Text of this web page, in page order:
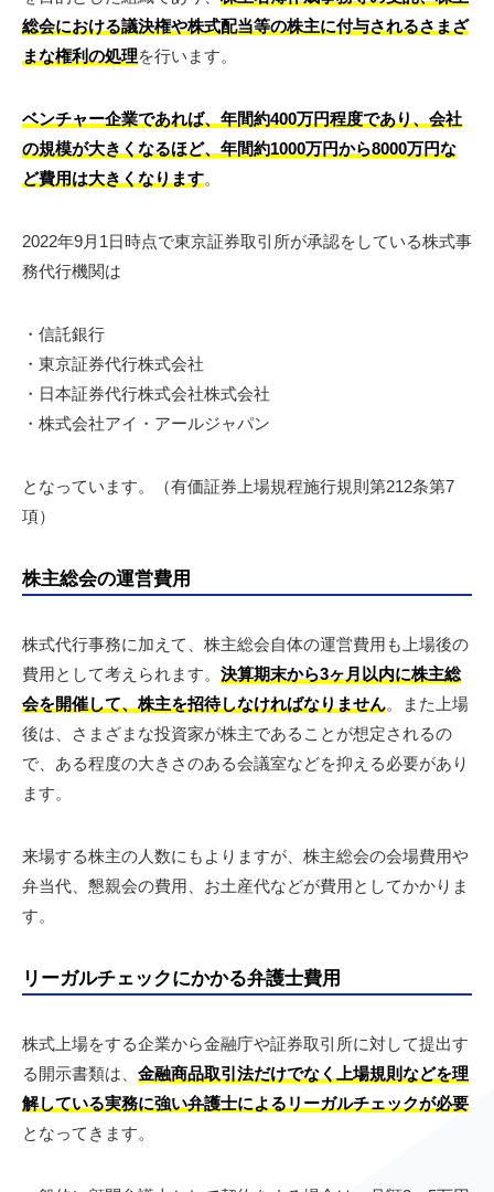
総会における議決権や株式配当等の株主に付与されるさまざ
まな権利の処理を行います。
ベンチャー企業であれば、年間約400万円程度であり、会社
の規模が大きくなるほど、 年間約1000万円から8000万円な
ど費用は大きくなります。
2022年9月1日時点で東京証券取引所が承認をしている株式事
務代行機関は
・信託銀行
・東京証券代行株式会社
・日本証券代行株式会社株式会社
・ 株式会社アイ・アールジャパン
となっています。 （有価証券上場規程施行規則第212条第7
項）
株主総会の運営費用
株式代行事務に加えて、株主総会自体の運営費用も上場後の
費用として考えられます。 決算期末から3ヶ月以内に株主総
会を開催して、株主を招待しなければなりません。また上場
後は、さまざまな投資家が株主であることが想定されるの
で、ある程度の大きさのある会議室などを抑える必要があり
ます。
来場する株主の人数にもよりますが、株主総会の会場費用や
弁当代、懇親会の費用、お土産代などが費用としてかかりま
す。
リーガルチェックにかかる弁護士費用
株式上場をする企業から金融庁や証券取引所に対して提出す
る開示書類は、 金融商品取引法だけでなく上場規則などを理
解している実務に強い弁護士によるリーガルチェックが必要
となってきます。